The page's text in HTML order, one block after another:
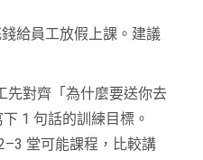
給員工放假上課。建議
先對齊「為什麼要送你去
1 句話的訓練目標。
堂可能課程，比較講